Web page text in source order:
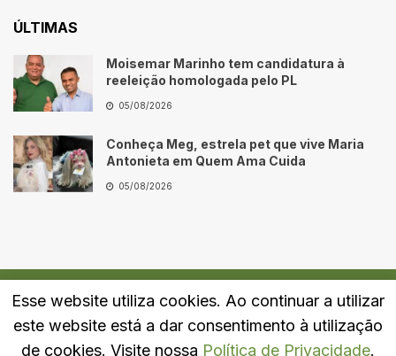
ÚLTIMAS
Moisemar Marinho tem candidatura à
reeleição homologada pelo PL
05/08/2026
Conheça Meg, estrela pet que vive Maria
Antonieta em Quem Ama Cuida
05/08/2026
Quem Somos Fale Conosco Política de Privacidade
Esse website utiliza cookies. Ao continuar a utilizar
este website está a dar consentimento à utilização
de cookies. Visite nossa Política de Privacidade.